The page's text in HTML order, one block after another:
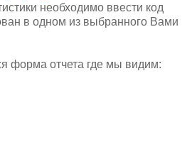
необходимо ввести код
в одном из выбранного Вами
форма отчета где мы видим: